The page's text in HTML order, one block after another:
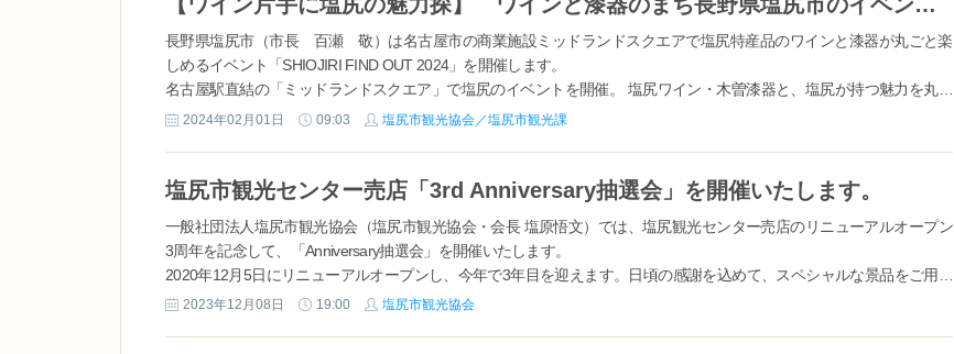
長野県塩尻市（市長 百瀬 敬）は名古屋市の商業施設ミッドランドスクエアで塩尻特産品のワインと漆器が丸ごと楽
しめるイベント「SHIOJIRI FIND OUT 2024」を開催します。
名古屋駅直結の「ミッドランドスクエア」で塩尻のイベントを開催。 塩尻ワイン・木曽漆器と、塩尻が持つ魅力を丸ご
と楽しめるイベント！！ 名古屋からだと電車でも車でも抜群のアクセスを誇る塩尻の魅力を“FIND OUT”してみてくださ
2024年02月01日 09:03 塩尻市観光協会／塩尻市観光課
塩尻市観光センター売店「3rd Anniversary抽選会」を開催いたします。
一般社団法人塩尻市観光協会（塩尻市観光協会・会長 塩原悟文）では、塩尻観光センター売店のリニューアルオープン
3周年を記念して、「Anniversary抽選会」を開催いたします。
2020年12月5日にリニューアルオープンし、今年で3年目を迎えます。日頃の感謝を込めて、スペシャルな景品をご用意
し、抽選会を開催いたします。 【観光センター売店3rd Anniversary 基本情報】 ・開催日 令和5年12月5日（火）～14日
2023年12月08日 19:00 塩尻市観光協会